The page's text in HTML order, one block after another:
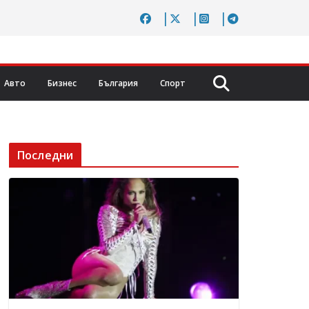
Авто Бизнес България Спорт
Последни